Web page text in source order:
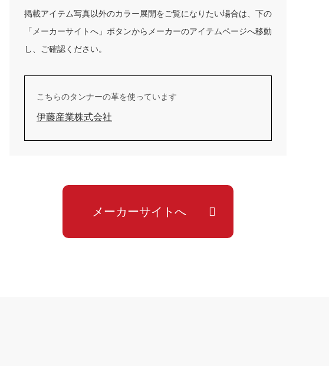
掲載アイテム写真以外のカラー展開をご覧になりたい場合は、下の
「メーカーサイトへ」ボタンからメーカーのアイテムページへ移動
し、ご確認ください。
こちらのタンナーの革を使っています
伊藤産業株式会社
メーカーサイトへ